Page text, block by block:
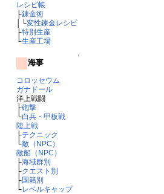
レシピ帳
├錬金術
│└変性錬金レシピ
├特別生産
└生産工場
↑
海事
コロッセウム
ガナドール
洋上戦闘
├砲撃
└白兵・甲板戦
陸上戦
├テクニック
└敵（NPC）
敵船（NPC）
├海域群別
├クエスト別
├国籍別
└レベルキャップ